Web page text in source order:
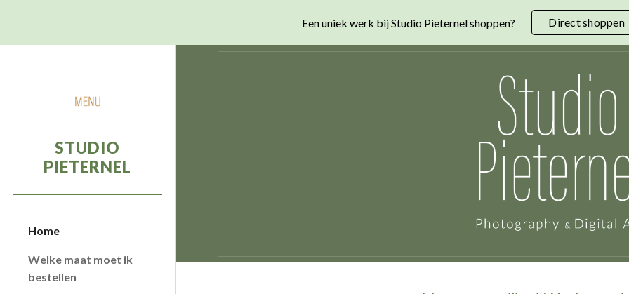
Skip to main content Skip to
Een uniek werk bij Studio Pieternel shoppen? Direct shoppen
STUDIO
PIETERNEL
Home
Welke maat moet ik
bestellen